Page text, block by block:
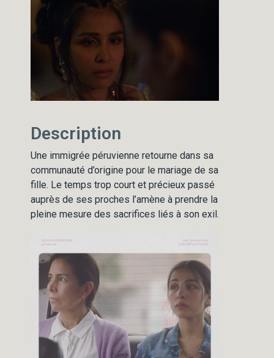
Description
Une immigrée péruvienne retourne dans sa
communauté d’origine pour le mariage de sa
fille. Le temps trop court et précieux passé
auprès de ses proches l’amène à prendre la
pleine mesure des sacrifices liés à son exil.